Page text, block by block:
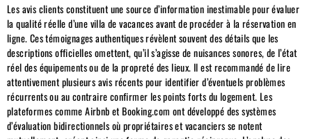
Les avis clients constituent une source d’information inestimable pour évaluer
la qualité réelle d’une villa de vacances avant de procéder à la réservation en
ligne. Ces témoignages authentiques révèlent souvent des détails que les
descriptions officielles omettent, qu’il s’agisse de nuisances sonores, de l’état
réel des équipements ou de la propreté des lieux. Il est recommandé de lire
attentivement plusieurs avis récents pour identifier d’éventuels problèmes
récurrents ou au contraire confirmer les points forts du logement. Les
plateformes comme Airbnb et Booking.com ont développé des systèmes
d’évaluation bidirectionnels où propriétaires et vacanciers se notent